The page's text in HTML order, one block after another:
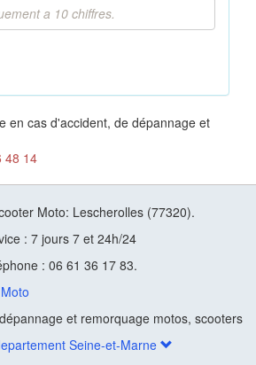
en cas d'accident, de dépannage et
48 14
Moto: Lescherolles (77320).
: 7 jours 7 et 24h/24
: 06 61 36 17 83.
et remorquage motos, scooters
Seine-et-Marne